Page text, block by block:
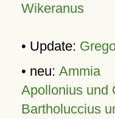
Wikeranus
• Update:
• neu: Ammia
Apollonius und
Bartholuccius